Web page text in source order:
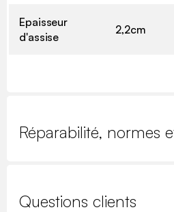
Epaisseur
d'assise
2,2cm
Réparabilité, normes
Questions clients